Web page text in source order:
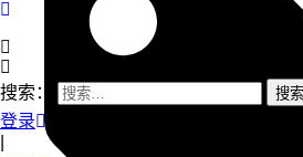
搜索：
登录